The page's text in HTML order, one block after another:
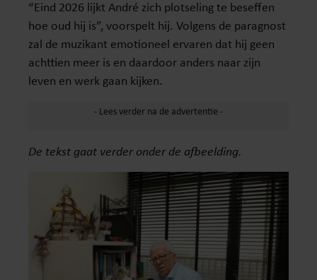
“Eind 2026 lijkt André zich plotseling te beseffen
hoe oud hij is”, voorspelt hij. Volgens de paragnost
zal de muzikant emotioneel ervaren dat hij geen
achttien meer is en daardoor anders naar zijn
leven en werk gaan kijken.
De tekst gaat verder onder de afbeelding.